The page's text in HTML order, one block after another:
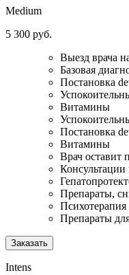
Medium
5 300 руб.
Выезд врача
Базовая
Постановка
Витамины
Постановка
Витамины
Врач оставит
Препараты,
Психотерапия
Препараты
Заказать
Intens